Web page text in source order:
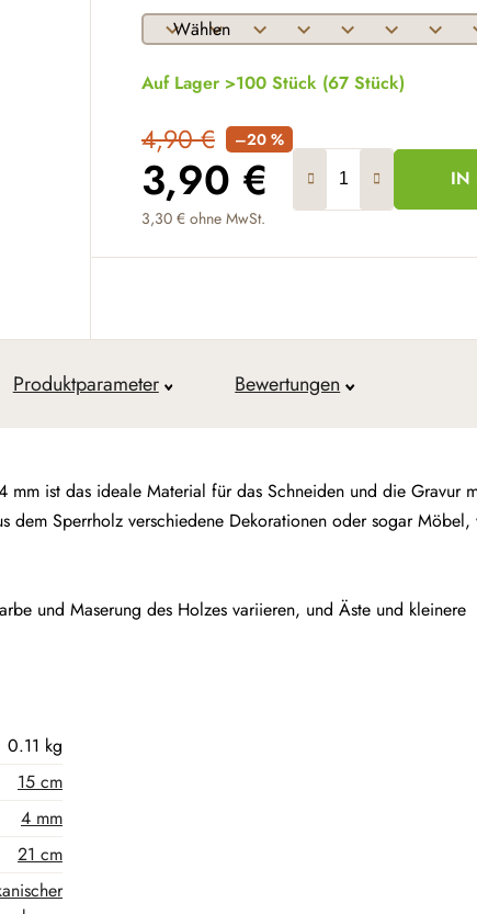
Auf Lager >100 Stück (67 Stück)
4,90 € –20 %
3,90 €
3,30 € ohne MwSt.
Verkaufspreis:
IN
Produktparameter Bewertungen
mm ist das ideale Material für das Schneiden und die Gravur
dem Sperrholz verschiedene Dekorationen oder sogar Möbel,
und Maserung des Holzes variieren, und Äste und kleinere
0.11 kg
15 cm
4 mm
21 cm